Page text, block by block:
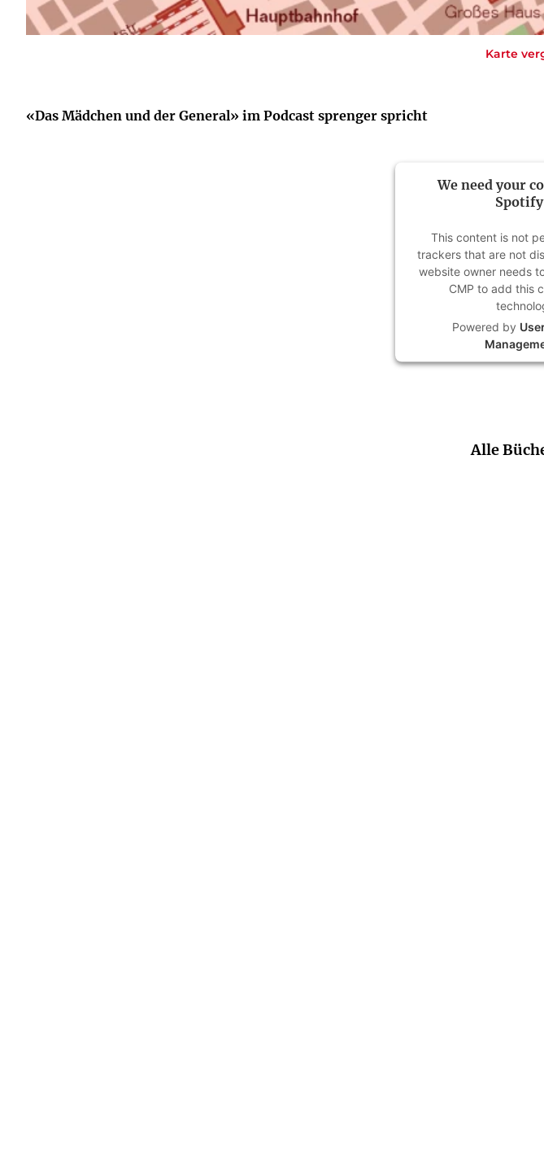
Karte
«Das Mädchen und der General» im Podcast sprenger spricht
We need your
This content is not
trackers that are not
website owner needs
CMP to add this
Powered by
Alle